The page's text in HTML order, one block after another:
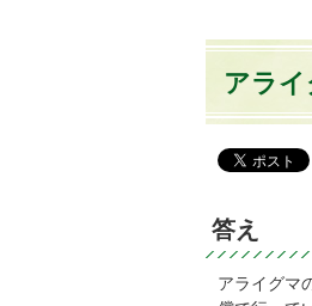
アラ
答え
アライグマ